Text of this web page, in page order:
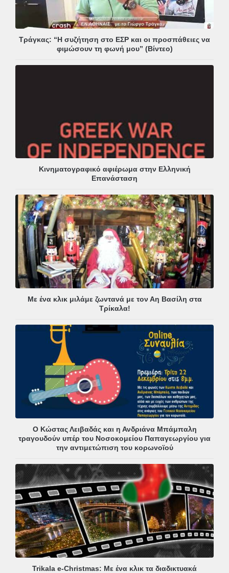
Τράγκας: “Η συζήτηση στο ΕΣΡ και οι προσπάθειες να
φιμώσουν τη φωνή μου” (Βίντεο)
Κινηματογραφικό αφιέρωμα στην Ελληνική
Επανάσταση
Με ένα κλικ μιλάμε ζωντανά με τον Αη Βασίλη στα
Τρίκαλα!
Ο Κώστας Λειβαδάς και η Ανδριάνα Μπάμπαλη
τραγουδούν υπέρ του Νοσοκομείου Παπαγεωργίου για
την αντιμετώπιση του κορωνοϊού
Trikala e-Christmas: Με ένα κλικ τα διαδικτυακά